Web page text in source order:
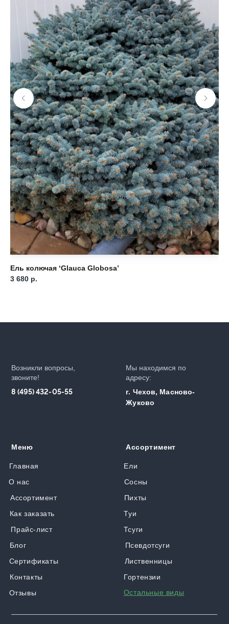
Ель колючая ‘Glauca Globosa’
3 680 р.
Возникли вопросы,
звоните!
8 (495) 432-05-55
Мы находимся по
адресу:
г. Чехов, Масново-
Жуково
Главная
Меню
О нас
Ассортимент
Как заказать
Прайс-лист
Отзывы
Контакты
Ели
Ассортимент
Сосны
Пихты
Туи
Тсуги
Псевдотсуги
Лиственницы
Гортензии
Остальные виды
Блог
Сертификаты